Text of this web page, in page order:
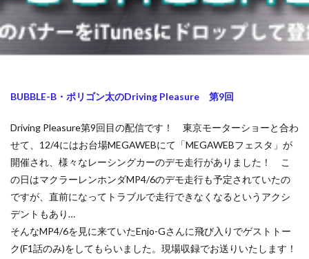
BUBBLE-B・ポリゴン太のDriving Pleasure 第9回
Driving Pleasure第9回目の配信です！ 東京モーターショーと合わ
せて、12/4にはお台場MEGAWEBにて「MEGAWEBフェスタ」が
開催され、様々なレーシングカーのデモ走行がありました！ こ
の日はマクラーレンホンダMP4/6のデモ走行も予定されていたの
ですが、直前になってトラブルで走行できなくなるというアクシ
デントもあり…
そんなMP4/6を見に来ていたEnjo-Gさんに飛び入りでゲストトー
ク(F1話のみ)をしてもらいました。現場収録でお送りいたします！